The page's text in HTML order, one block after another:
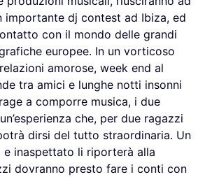
importante dj contest ad Ibiza, ed
con il mondo delle grandi
europee. In un vorticoso
amorose, week end al
tra amici e lunghe notti insonni
a comporre musica, i due
che, per due ragazzi
dirsi del tutto straordinaria. Un
inaspettato li riporterà alla
dovranno presto fare i conti con